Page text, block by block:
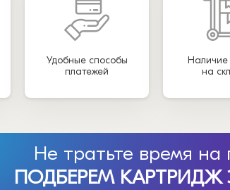
Удобные способы
платежей
Наличие
на
Не тратьте время на
ПОДБЕРЕМ КАРТРИДЖ